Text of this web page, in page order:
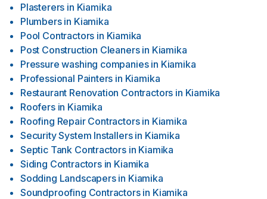
Plasterers in Kiamika
Plumbers in Kiamika
Pool Contractors in Kiamika
Post Construction Cleaners in Kiamika
Pressure washing companies in Kiamika
Professional Painters in Kiamika
Restaurant Renovation Contractors in Kiamika
Roofers in Kiamika
Roofing Repair Contractors in Kiamika
Security System Installers in Kiamika
Septic Tank Contractors in Kiamika
Siding Contractors in Kiamika
Sodding Landscapers in Kiamika
Soundproofing Contractors in Kiamika